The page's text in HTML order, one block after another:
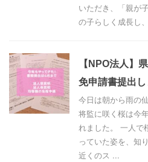
いただき、「親が
の子らしく成長し
【NPO法人】
免申請書提出
今日は朝から雨の
将監に咲く桜は今
れました。 一人で
っていた姿を、知
近くのス ...